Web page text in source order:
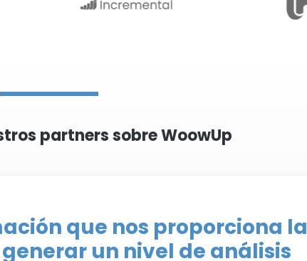
partners sobre WoowUp
que nos proporciona la
un nivel de análisis